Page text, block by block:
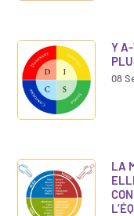
Y
08
LA